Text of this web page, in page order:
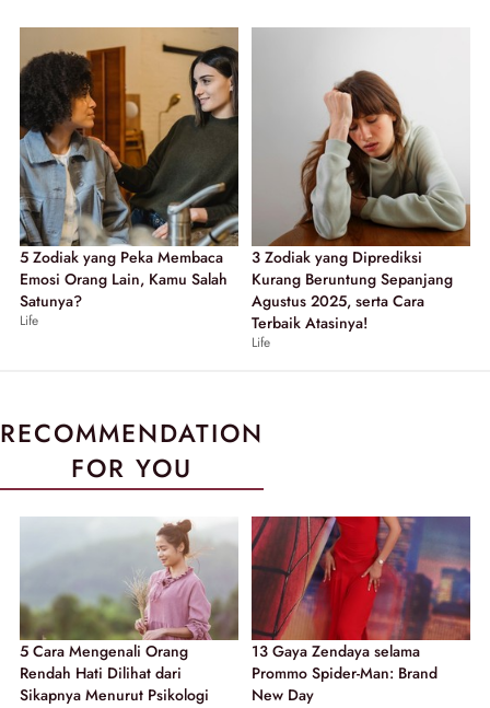
5 Zodiak yang Peka Membaca
Emosi Orang Lain, Kamu Salah
Satunya?
Life
3 Zodiak yang Diprediksi
Kurang Beruntung Sepanjang
Agustus 2025, serta Cara
Terbaik Atasinya!
Life
RECOMMENDATION
FOR YOU
5 Cara Mengenali Orang
Rendah Hati Dilihat dari
Sikapnya Menurut Psikologi
13 Gaya Zendaya selama
Prommo Spider-Man: Brand
New Day